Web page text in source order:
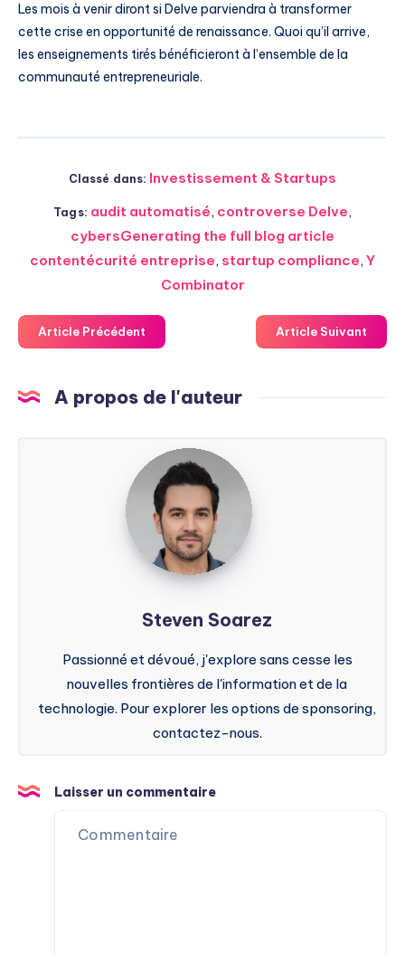
Les mois à venir diront si Delve parviendra à transformer
cette crise en opportunité de renaissance. Quoi qu’il arrive,
les enseignements tirés bénéficieront à l’ensemble de la
communauté entrepreneuriale.
Classé dans: Investissement & Startups
Tags: audit automatisé, controverse Delve,
cybersGenerating the full blog article
contentécurité entreprise, startup compliance, Y
Combinator
Article Précédent Article Suivant
A propos de l'auteur
Steven
Soarez
Steven Soarez
Passionné et dévoué, j'explore sans cesse les
nouvelles frontières de l'information et de la
technologie. Pour explorer les options de sponsoring,
contactez-nous.
Laisser un commentaire